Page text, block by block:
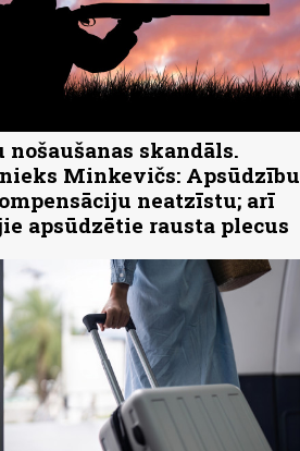
nošaušanas skandāls.
Minkevičs: Apsūdzību
neatzīstu; arī
apsūdzētie rausta plecus